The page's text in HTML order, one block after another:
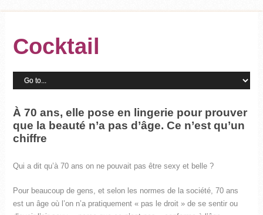
Cocktail
À 70 ans, elle pose en lingerie pour prouver
que la beauté n’a pas d’âge. Ce n’est qu’un
chiffre
Qui a dit qu’à 70 ans on ne pouvait pas être sexy et belle ?
Pour beaucoup de gens, et selon les normes de la société, 70 ans
est un âge où l’on n’a pratiquement « pas le droit » de se sentir ou